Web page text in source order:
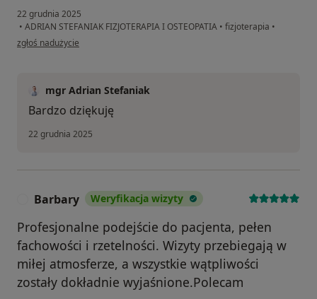
22 grudnia 2025
• ADRIAN STEFANIAK FIZJOTERAPIA I OSTEOPATIA • fizjoterapia •
w opinii użytkownika Grzegorz
zgłoś nadużycie
mgr Adrian Stefaniak
Bardzo dziękuję
22 grudnia 2025
Barbary Weryfikacja wizyty
Profesjonalne podejście do pacjenta, pełen
fachowości i rzetelności. Wizyty przebiegają w
miłej atmosferze, a wszystkie wątpliwości
zostały dokładnie wyjaśnione.Polecam